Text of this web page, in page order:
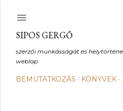
SIPOS GERGŐ
szerzői munkásságát és
weblap
BEMUTATKOZÁS KÖNYVEK